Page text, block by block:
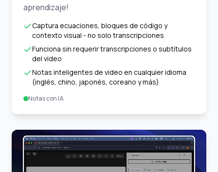
aprendizaje!
Captura ecuaciones, bloques de código y
contexto visual - no solo transcripciones
Funciona sin requerir transcripciones o subtítulos
del video
Notas inteligentes de video en cualquier idioma
(inglés, chino, japonés, coreano y más)
Notas con IA